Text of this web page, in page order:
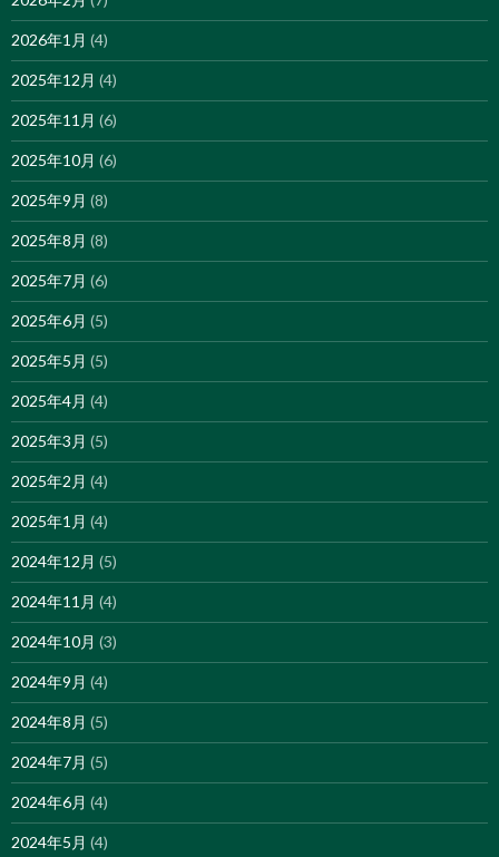
2026年1月 (4)
2025年12月 (4)
2025年11月 (6)
2025年10月 (6)
2025年9月 (8)
2025年8月 (8)
2025年7月 (6)
2025年6月 (5)
2025年5月 (5)
2025年4月 (4)
2025年3月 (5)
2025年2月 (4)
2025年1月 (4)
2024年12月 (5)
2024年11月 (4)
2024年10月 (3)
2024年9月 (4)
2024年8月 (5)
2024年7月 (5)
2024年6月 (4)
2024年5月 (4)